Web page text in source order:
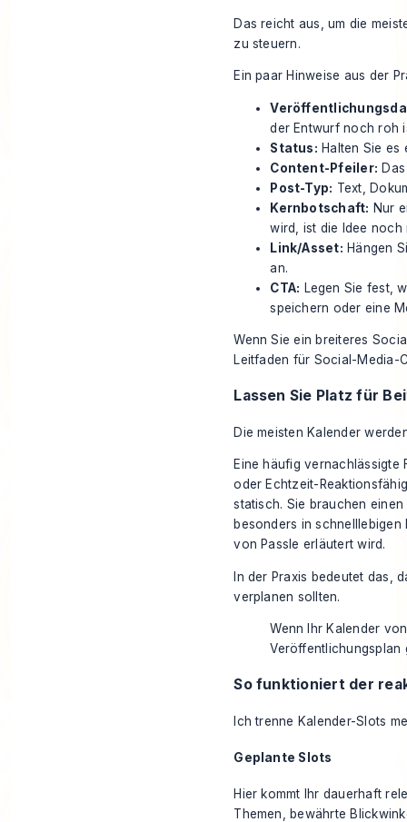
Das reicht aus, um die
zu steuern.
Ein paar Hinweise aus der
der Entwurf noch roh
Status: Halten Sie es
Content-Pfeiler:
Post-Typ: Text,
Kernbotschaft: Nur
wird, ist die Idee noch
Link/Asset: Hängen
an.
CTA: Legen Sie fest,
speichern oder eine
Wenn Sie ein breiteres
Leitfaden für Social-Media-
Lassen Sie Platz für
Die meisten Kalender
Eine häufig vernachlässigte
oder Echtzeit-
statisch. Sie brauchen
besonders in
von Passle erläutert wird.
In der Praxis bedeutet das,
verplanen sollten.
Wenn Ihr Kalender
Veröffentlichungsplan
So funktioniert der
Ich trenne Kalender-Slots
Geplante Slots
Hier kommt Ihr dauerhaft
Themen, bewährte